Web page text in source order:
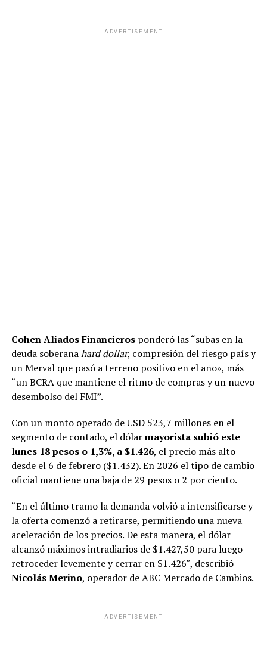
ADVERTISEMENT
Cohen Aliados Financierosponderó las “subas en la
deuda soberanahard dollar, compresión del riesgo país y
un Merval que pasó a terreno positivo en el año», más
“un BCRA que mantiene el ritmo de compras y un nuevo
desembolso del FMI”.
Con un monto operado de USD 523,7 millones en el
segmento de contado, el dólarmayorista subió este
lunes 18 pesos o 1,3%, a $1.426, el precio más alto
desde el 6 de febrero ($1.432). En 2026 el tipo de cambio
oficial mantiene una baja de 29 pesos o 2 por ciento.
“En el último tramo la demanda volvió a intensificarse y
la oferta comenzó a retirarse, permitiendo una nueva
aceleración de los precios. De esta manera, el dólar
alcanzó máximos intradiarios de $1.427,50 para luego
retroceder levemente y cerrar en $1.426″, describió
Nicolás Merino, operador de ABC Mercado de Cambios.
ADVERTISEMENT